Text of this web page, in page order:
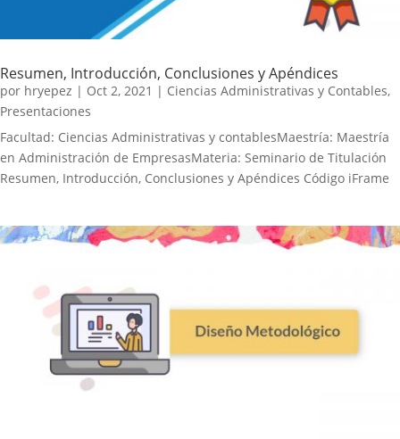
Resumen, Introducción, Conclusiones y Apéndices
por hryepez | Oct 2, 2021 | Ciencias Administrativas y Contables,
Presentaciones
Facultad: Ciencias Administrativas y contablesMaestría: Maestría
en Administración de EmpresasMateria: Seminario de Titulación
Resumen, Introducción, Conclusiones y Apéndices Código iFrame